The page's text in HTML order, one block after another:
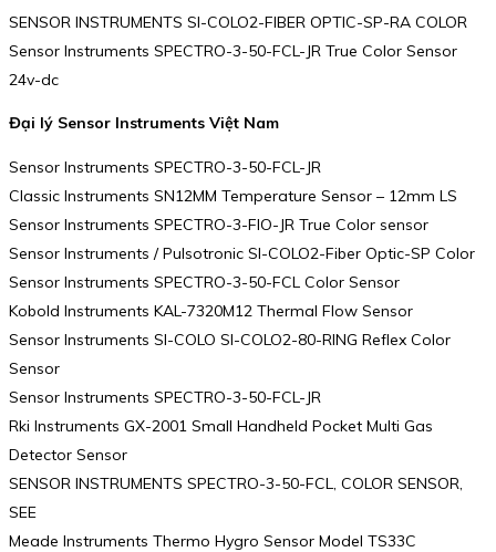
SENSOR INSTRUMENTS SI-COLO2-FIBER OPTIC-SP-RA COLOR
Sensor Instruments SPECTRO-3-50-FCL-JR True Color Sensor
24v-dc
Đại lý Sensor Instruments Việt Nam
Sensor Instruments SPECTRO-3-50-FCL-JR
Classic Instruments SN12MM Temperature Sensor – 12mm LS
Sensor Instruments SPECTRO-3-FIO-JR True Color sensor
Sensor Instruments / Pulsotronic SI-COLO2-Fiber Optic-SP Color
Sensor Instruments SPECTRO-3-50-FCL Color Sensor
Kobold Instruments KAL-7320M12 Thermal Flow Sensor
Sensor Instruments SI-COLO SI-COLO2-80-RING Reflex Color
Sensor
Sensor Instruments SPECTRO-3-50-FCL-JR
Rki Instruments GX-2001 Small Handheld Pocket Multi Gas
Detector Sensor
SENSOR INSTRUMENTS SPECTRO-3-50-FCL, COLOR SENSOR,
SEE
Meade Instruments Thermo Hygro Sensor Model TS33C